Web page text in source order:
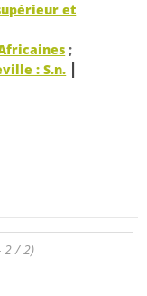
et
;
: S.n. |
2 / 2)